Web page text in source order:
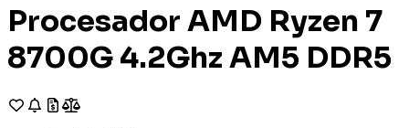
Procesador AMD Ryzen 7
8700G 4.2Ghz AM5 DDR5